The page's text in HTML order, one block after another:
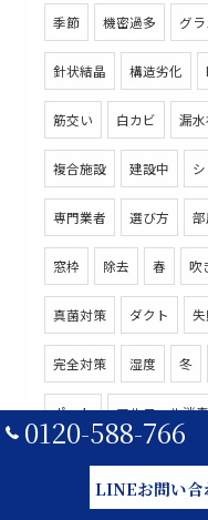
季節 機密過多 グ
針状結晶 構造劣化
筋交い 白カビ 漏
複合施設 建設中 シ
専門業者 選び方 部
窓枠 除去 春 吹
真菌対策 ダクト
完全対策 湿度 冬
ポット アルコール消毒
工事 温度差
0120-588-766
LINEお問い合